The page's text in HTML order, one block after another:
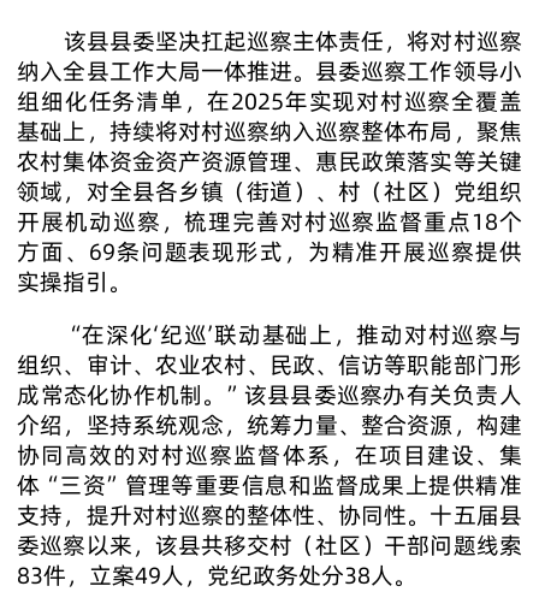
该县县委坚决扛起巡察主体责任，将对村巡察
纳入全县工作大局一体推进。县委巡察工作领导小
组细化任务清单，在2025年实现对村巡察全覆盖
基础上，持续将对村巡察纳入巡察整体布局，聚焦
农村集体资金资产资源管理、惠民政策落实等关键
领域，对全县各乡镇（街道）、村（社区）党组织
开展机动巡察，梳理完善对村巡察监督重点18个
方面、69条问题表现形式，为精准开展巡察提供
实操指引。
“在深化‘纪巡’联动基础上，推动对村巡察与
组织、审计、农业农村、民政、信访等职能部门形
成常态化协作机制。”该县县委巡察办有关负责人
介绍，坚持系统观念，统筹力量、整合资源，构建
协同高效的对村巡察监督体系，在项目建设、集
体“三资”管理等重要信息和监督成果上提供精准
支持，提升对村巡察的整体性、协同性。十五届县
委巡察以来，该县共移交村（社区）干部问题线索
83件，立案49人，党纪政务处分38人。